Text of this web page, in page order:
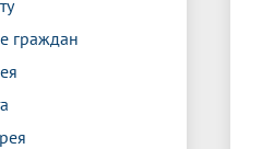
граждан